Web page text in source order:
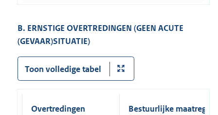
B. ERNSTIGE OVERTREDINGEN (GEEN ACUTE
(GEVAAR)SITUATIE)
Toon volledige tabel
Overtredingen Bestuurlijke